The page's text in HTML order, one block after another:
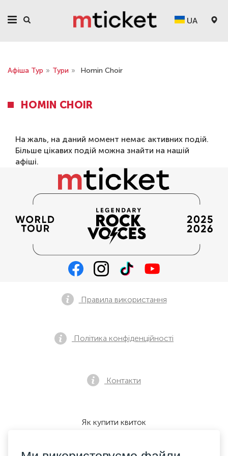
UA
Афіша Тур » Тури » Homin Choir
HOMIN CHOIR
На жаль, на даний момент немає активних подій.
Більше цікавих подій можна знайти на нашій
афіші.
Правила використання
Політика конфіденційності
Контакти
Як купити квиток